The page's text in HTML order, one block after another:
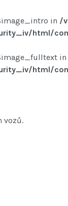
in /
html/
in
html/
vozů.